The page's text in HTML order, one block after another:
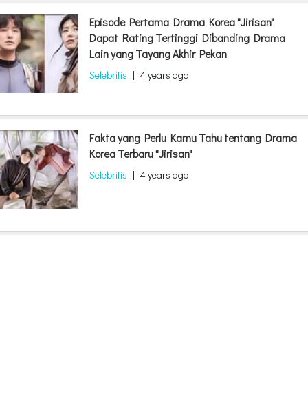
Episode Pertama Drama Korea "Jirisan"
Dapat Rating Tertinggi Dibanding Drama
Lain yang Tayang Akhir Pekan
Selebritis | 4 years ago
Fakta yang Perlu Kamu Tahu tentang Drama
Korea Terbaru "Jirisan"
Selebritis | 4 years ago